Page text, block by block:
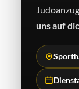
uns auf